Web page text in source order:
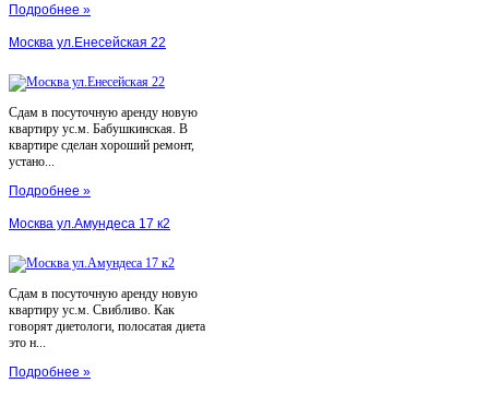
Подробнее »
Москва ул.Енесейская 22
Сдам в посуточную аренду новую
квартиру ус.м. Бабушкинская. В
квартире сделан хороший ремонт,
устано...
Подробнее »
Москва ул.Амундеса 17 к2
Сдам в посуточную аренду новую
квартиру ус.м. Свибливо. Как
говорят диетологи, полосатая диета
это н...
Подробнее »